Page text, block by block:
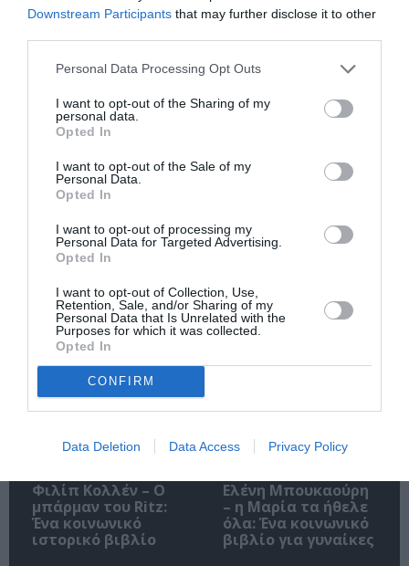
Downstream Participants that may further disclose it to other
Personal Data Processing Opt Outs
I want to opt-out of the Sharing of my
personal data.
Opted In
I want to opt-out of the Sale of my
Personal Data.
Opted In
I want to opt-out of processing my
Personal Data for Targeted Advertising.
Opted In
I want to opt-out of Collection, Use,
Retention, Sale, and/or Sharing of my
Personal Data that Is Unrelated with the
Purposes for which it was collected.
Opted In
CONFIRM
Data Deletion Data Access Privacy Policy
Σχετικά Άρθρα
Αυτοβιογραφία
συλλογή
διηγημάτων του
Σιγκισμούντ
Κρζιζανόφσκι
ως εσωτερικός
διάλογος
Φιλίπ Κολλέν – Ο
μπάρμαν του Ritz:
Ένα κοινωνικό
ιστορικό βιβλίο
Ελένη Μπουκαούρη
– η Μαρία τα ήθελε
όλα: Ένα κοινωνικό
βιβλίο για γυναίκες